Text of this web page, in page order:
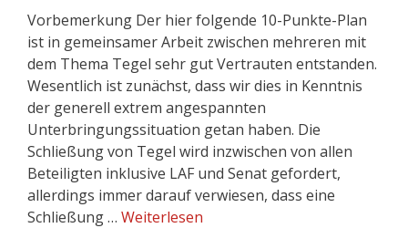
Vorbemerkung Der hier folgende 10-Punkte-Plan
ist in gemeinsamer Arbeit zwischen mehreren mit
dem Thema Tegel sehr gut Vertrauten entstanden.
Wesentlich ist zunächst, dass wir dies in Kenntnis
der generell extrem angespannten
Unterbringungssituation getan haben. Die
Schließung von Tegel wird inzwischen von allen
Beteiligten inklusive LAF und Senat gefordert,
allerdings immer darauf verwiesen, dass eine
Schließung … Weiterlesen